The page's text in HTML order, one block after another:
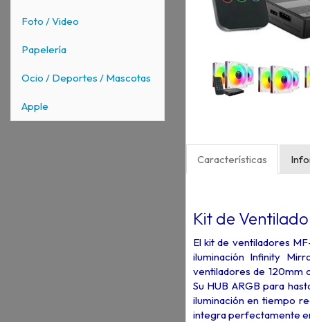
Foto / Video
Papelería
Ocio / Deportes / Mascotas
Apple
Características
Kit de
El kit de ventiladores
iluminación Infinity
ventiladores de 120mm
Su HUB ARGB para
iluminación en tiempo
integra perfectamente